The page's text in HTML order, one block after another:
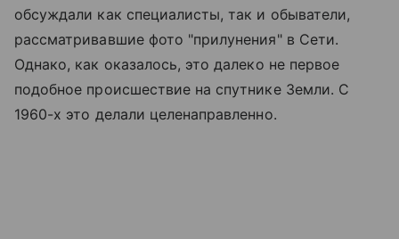
обсуждали как специалисты, так и обыватели,
рассматривавшие фото "прилунения" в Сети.
Однако, как оказалось, это далеко не первое
подобное происшествие на спутнике Земли. С
1960-х это делали целенаправленно.